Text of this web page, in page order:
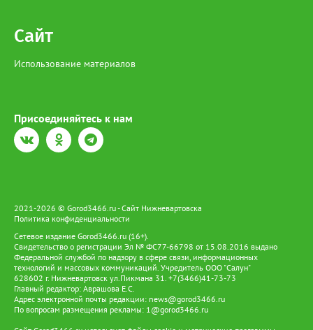
Сайт
Использование материалов
Присоединяйтесь к нам
2021-2026 © Gorod3466.ru - Сайт Нижневартовска
Политика конфиденциальности
Сетевое издание Gorod3466.ru (16+).
Свидетельство о регистрации Эл № ФС77-66798 от 15.08.2016 выдано
Федеральной службой по надзору в сфере связи, информационных
технологий и массовых коммуникаций. Учредитель ООО "Салун"
628602 г. Нижневартовск ул.Пикмана 31. +7(3466)41-73-73
Главный редактор: Аврашова Е.С.
Адрес электронной почты редакции: news@gorod3466.ru
По вопросам размещения рекламы: 1@gorod3466.ru